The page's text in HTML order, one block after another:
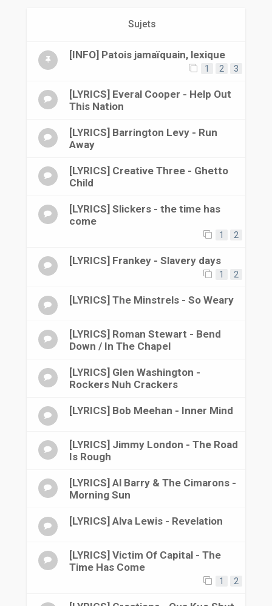
Sujets
[INFO] Patois jamaïquain, lexique
1 2 3
[LYRICS] Everal Cooper - Help Out
This Nation
[LYRICS] Barrington Levy - Run
Away
[LYRICS] Creative Three - Ghetto
Child
[LYRICS] Slickers - the time has
come
1 2
[LYRICS] Frankey - Slavery days
1 2
[LYRICS] The Minstrels - So Weary
[LYRICS] Roman Stewart - Bend
Down / In The Chapel
[LYRICS] Glen Washington -
Rockers Nuh Crackers
[LYRICS] Bob Meehan - Inner Mind
[LYRICS] Jimmy London - The Road
Is Rough
[LYRICS] Al Barry & The Cimarons -
Morning Sun
[LYRICS] Alva Lewis - Revelation
[LYRICS] Victim Of Capital - The
Time Has Come
1 2